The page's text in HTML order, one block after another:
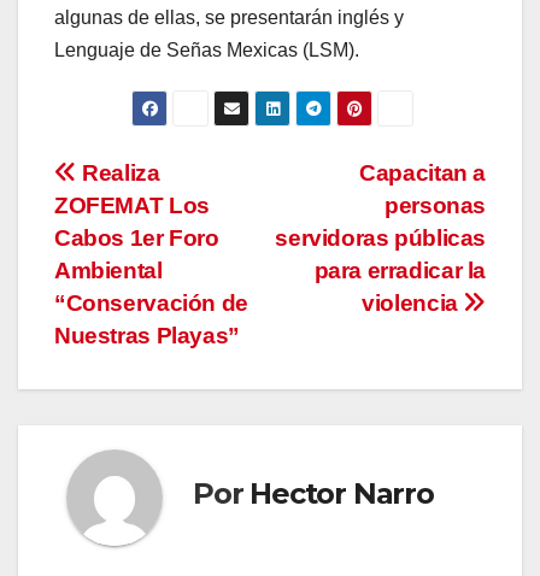
algunas de ellas, se presentarán inglés y
Lenguaje de Señas Mexicas (LSM).
Navegación
de
entradas
Capacitan a
personas
servidoras públicas
para erradicar la
violencia
Realiza
ZOFEMAT Los
Cabos 1er Foro
Ambiental
“Conservación de
Nuestras Playas”
Por Hector Narro